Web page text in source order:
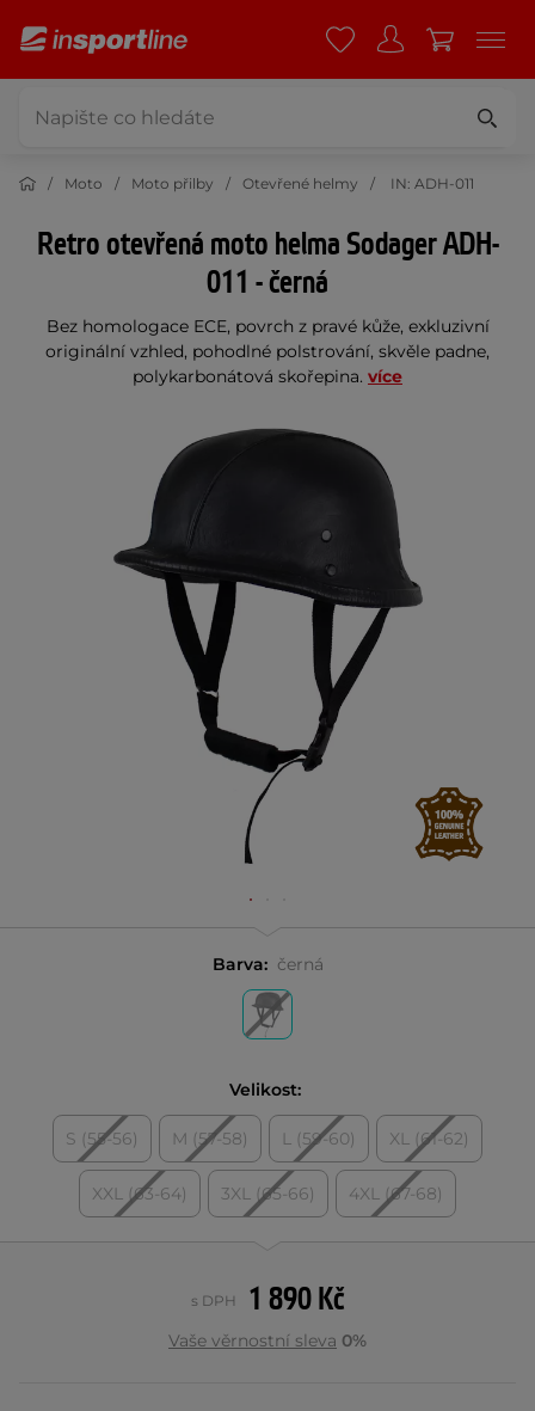
Moto Moto přilby Otevřené helmy IN: ADH-011
Retro otevřená moto helma Sodager ADH-
011 - černá
Bez homologace ECE, povrch z pravé kůže, exkluzivní
originální vzhled, pohodlné polstrování, skvěle padne,
polykarbonátová skořepina. více
Barva: černá
Velikost:
S (55-56) M (57-58) L (59-60) XL (61-62)
XXL (63-64) 3XL (65-66) 4XL (67-68)
1 890 Kč
s DPH
Vaše věrnostní sleva 0%